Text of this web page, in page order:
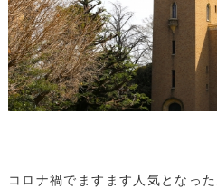
コロナ禍でますます人気となった